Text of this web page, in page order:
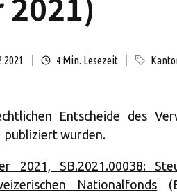
4 Min. Lesezeit
Entscheide des
publiziert wurden.
2021, SB.2021.00038:
Nationalfonds